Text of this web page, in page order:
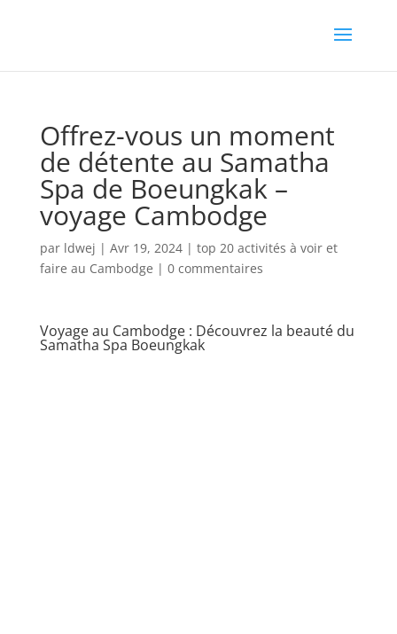
Offrez-vous un moment
de détente au Samatha
Spa de Boeungkak –
voyage Cambodge
par ldwej | Avr 19, 2024| top 20 activités à voir et
faire au Cambodge | 0 commentaires
Voyage au Cambodge : Découvrez la beauté du
Samatha Spa Boeungkak